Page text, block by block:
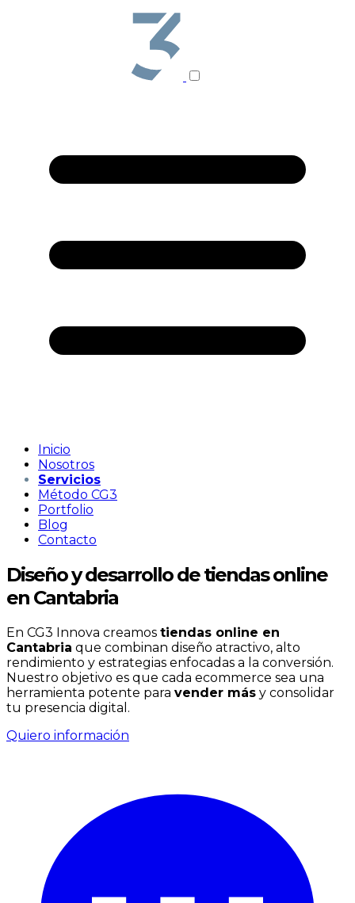
Inicio
Nosotros
Servicios
Método CG3
Portfolio
Blog
Contacto
Diseño y desarrollo de tiendas online
en Cantabria
En CG3 Innova creamos tiendas online en
Cantabria que combinan diseño atractivo, alto
rendimiento y estrategias enfocadas a la conversión.
Nuestro objetivo es que cada ecommerce sea una
herramienta potente para vender más y consolidar
tu presencia digital.
Quiero información